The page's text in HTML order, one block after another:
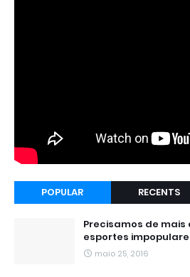
POPULAR RECENTS
Precisamos de mais
esportes
maio 25, 2016